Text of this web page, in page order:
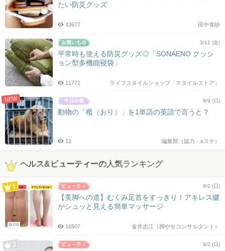
たい防災グッズ
田中青紗
43677
3/11 (金)
平常時も使える防災グッズ◎「SONAENO クッシ
ョン型多機能寝袋」
ライフスタイルショップ「スタイルストア」
11771
NEW 8/9 (日)
動物の「檻（おり）」を1単語の英語で言うと？
編集部（協力：eステ）
12
ヘルス&ビューティーの人気ランキング
BLOG
8/2 (日)
【美脚への道】むくみ足首をすっきり！アキレス腱
がシュッと見える簡単マッサージ
金井志江（脚やせコンサルタント）
16507
8/2 (日)